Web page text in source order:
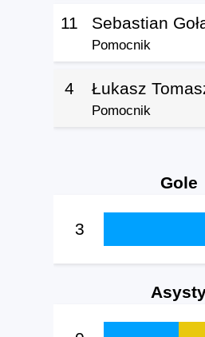
11 Sebastian
Pomocnik
4 Łukasz
Pomocnik
Gole
3